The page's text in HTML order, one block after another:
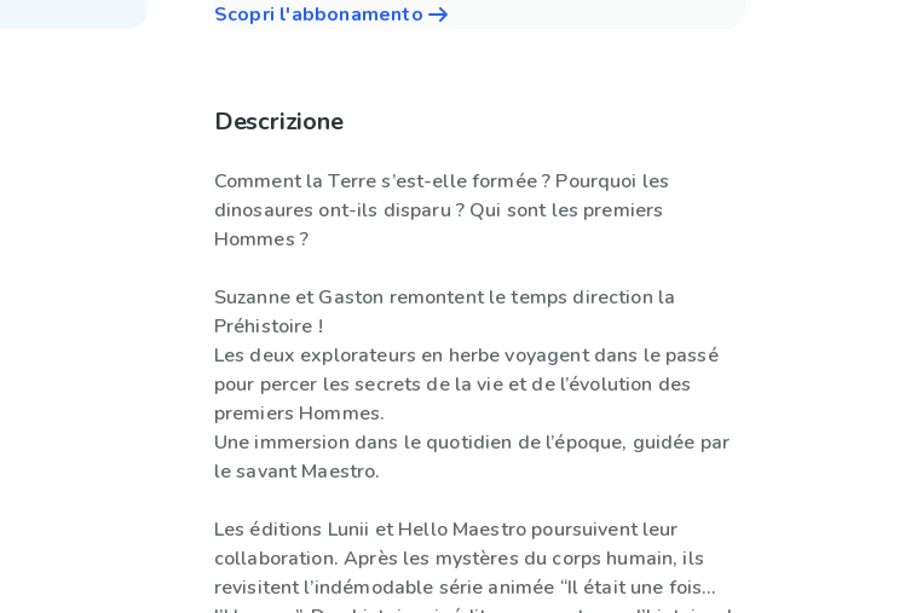
Scopri l'abbonamento
Descrizione
Comment la Terre s’est-elle formée ? Pourquoi les
dinosaures ont-ils disparu ? Qui sont les premiers
Hommes ?
Suzanne et Gaston remontent le temps direction la
Préhistoire !
Les deux explorateurs en herbe voyagent dans le passé
pour percer les secrets de la vie et de l’évolution des
premiers Hommes.
Une immersion dans le quotidien de l’époque, guidée par
le savant Maestro.
Les éditions Lunii et Hello Maestro poursuivent leur
collaboration. Après les mystères du corps humain, ils
revisitent l’indémodable série animée “Il était une fois…